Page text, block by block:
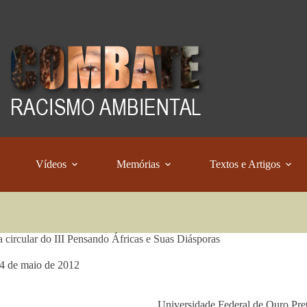
Vídeos Memórias Textos e Artigos
circular do III Pensando Áfricas e Suas Diásporas
de maio de 2012
Universidade Federal de Ouro